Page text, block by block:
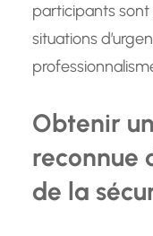
participants
situations
Obtenir
reconnue
de la